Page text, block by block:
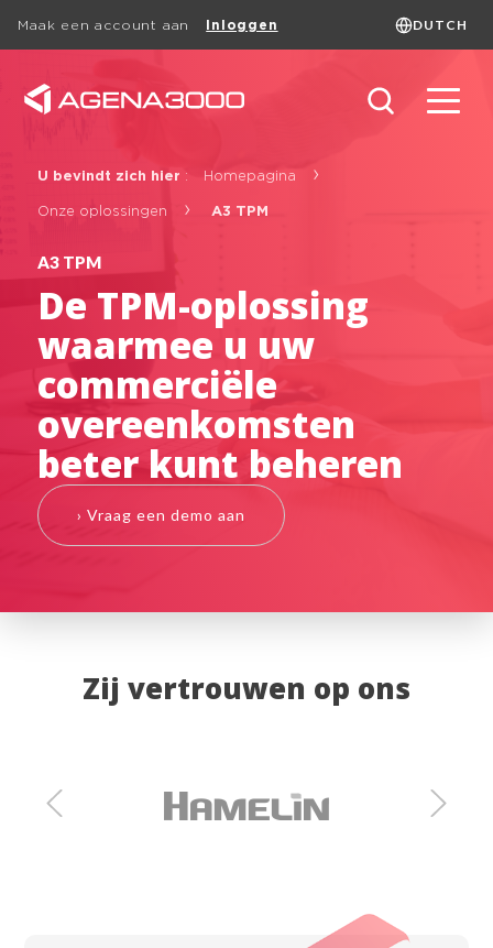
Maak een account aan Inloggen DUTCH
DUTCHZoeken
Solution
U bevindt zich hier : Homepagina
Onze oplossingen A3 TPM
A3 TPM
De TPM-oplossing
waarmee u uw
commerciële
overeenkomsten
beter kunt beheren
› Vraag een demo aan
Zij vertrouwen op ons